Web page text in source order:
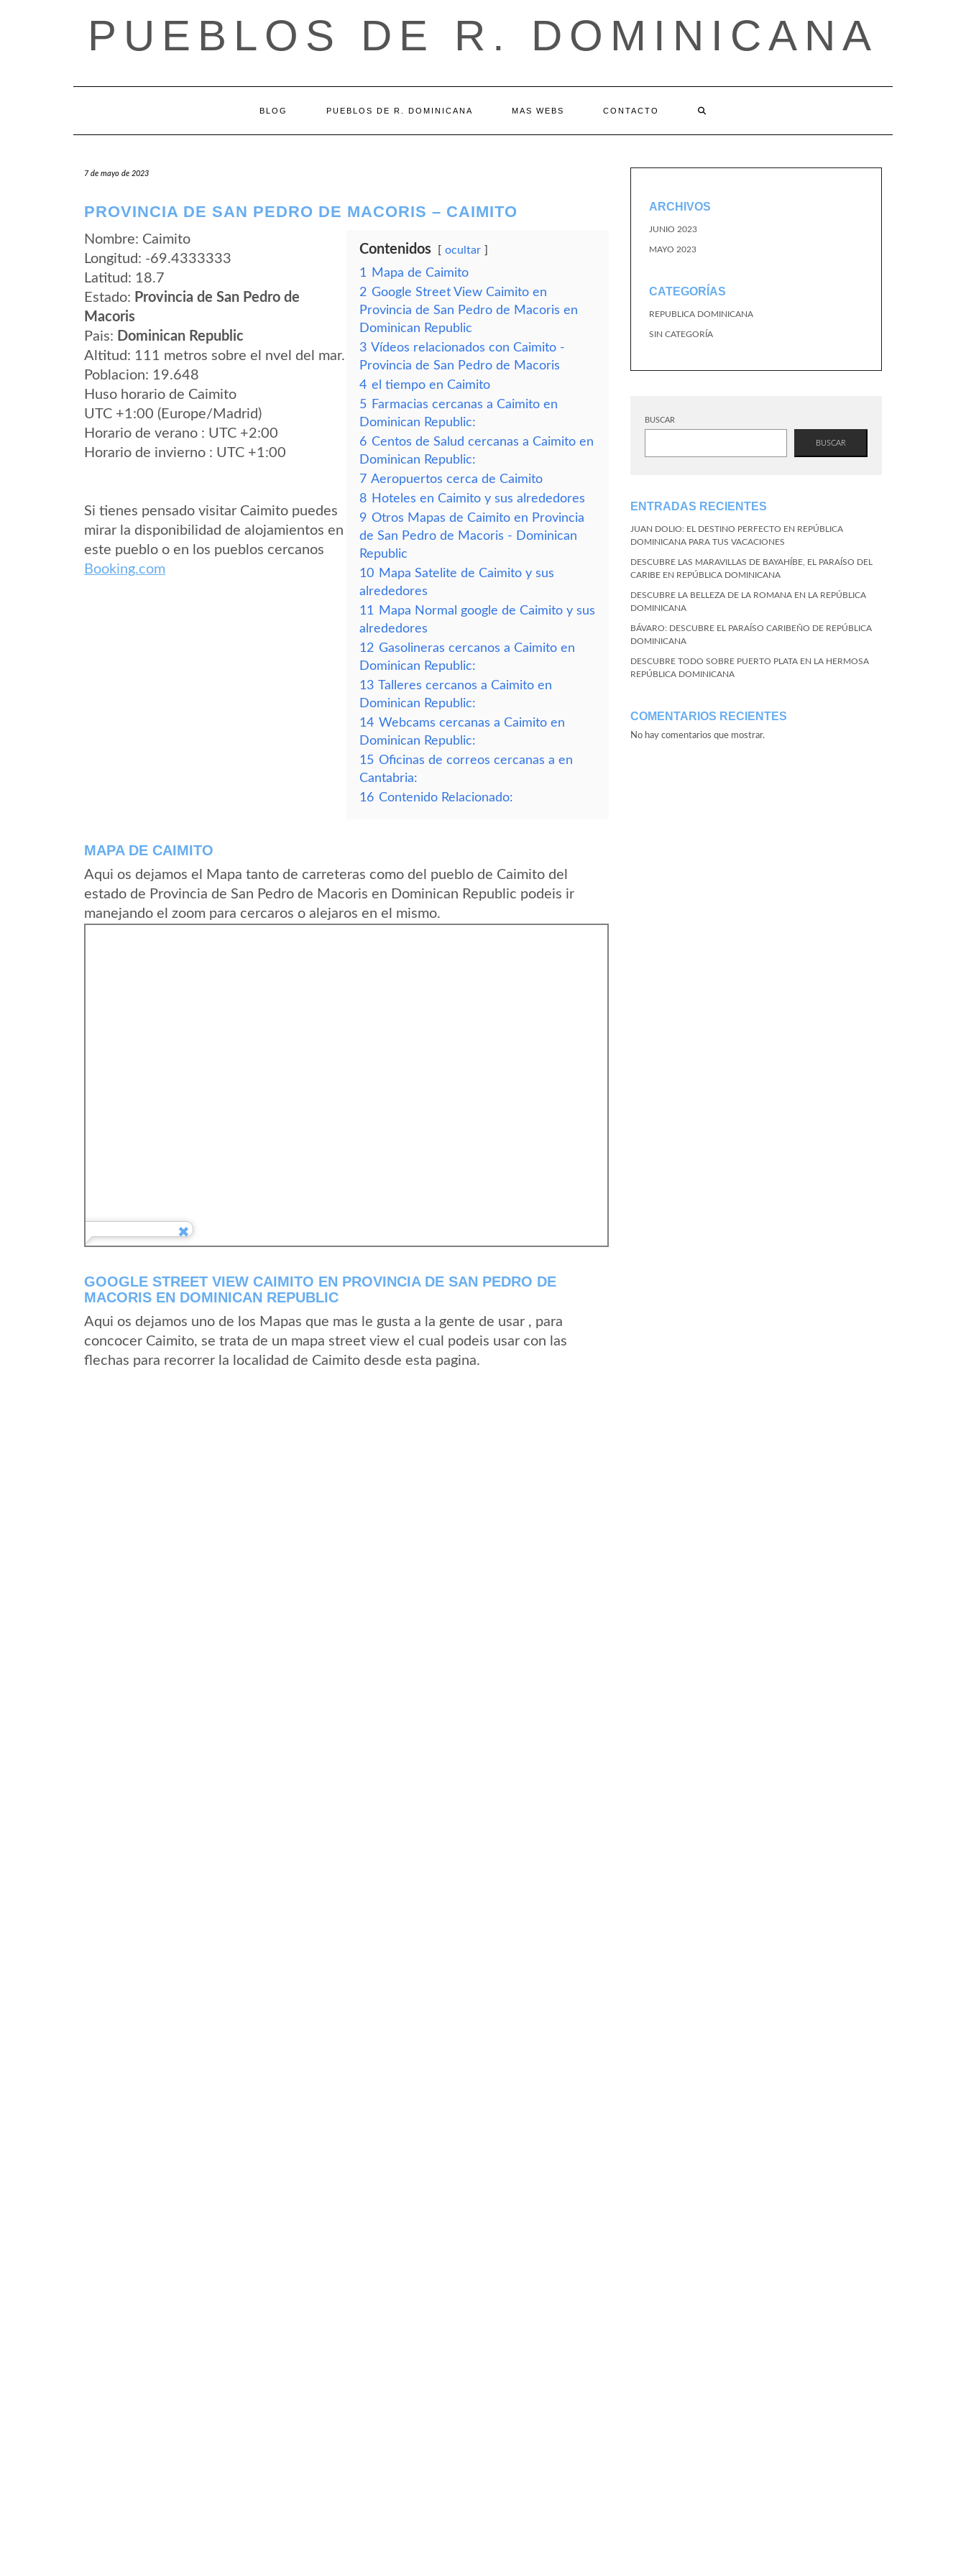
PUEBLOS DE R. DOMINICANA
BLOG PUEBLOS DE R. DOMINICANA MAS WEBS CONTACTO
7 de mayo de 2023
PROVINCIA DE SAN PEDRO DE MACORIS – CAIMITO
Nombre: Caimito
Longitud: -69.4333333
Latitud: 18.7
Estado: Provincia de San Pedro de
Macoris
Pais: Dominican Republic
Altitud: 111 metros sobre el nvel del mar.
Poblacion: 19.648
Huso horario de Caimito
UTC +1:00 (Europe/Madrid)
Horario de verano : UTC +2:00
Horario de invierno : UTC +1:00
Si tienes pensado visitar Caimito puedes
mirar la disponibilidad de alojamientos en
este pueblo o en los pueblos cercanos
Booking.com
Contenidos ocultar
1
Mapa de Caimito
2 Google Street View Caimito en
Provincia de San Pedro de Macoris en
Dominican Republic
3 Vídeos relacionados con Caimito -
Provincia de San Pedro de Macoris
4 el tiempo en Caimito
5 Farmacias cercanas a Caimito en
Dominican Republic:
6 Centos de Salud cercanas a Caimito en
Dominican Republic:
7 Aeropuertos cerca de Caimito
8 Hoteles en Caimito y sus alrededores
9 Otros Mapas de Caimito en Provincia
de San Pedro de Macoris - Dominican
Republic
10 Mapa Satelite de Caimito y sus
alrededores
11
Mapa Normal google de Caimito y sus
alrededores
12 Gasolineras cercanos a Caimito en
Dominican Republic:
13 Talleres cercanos a Caimito en
Dominican Republic:
14 Webcams cercanas a Caimito en
Dominican Republic:
15 Oficinas de correos cercanas a en
Cantabria:
16 Contenido Relacionado:
MAPA DE CAIMITO
Aqui os dejamos el Mapa tanto de carreteras como del pueblo de Caimito del
estado de Provincia de San Pedro de Macoris en Dominican Republic podeis ir
manejando el zoom para cercaros o alejaros en el mismo.
GOOGLE STREET VIEW CAIMITO EN PROVINCIA DE SAN PEDRO DE
MACORIS EN DOMINICAN REPUBLIC
Aqui os dejamos uno de los Mapas que mas le gusta a la gente de usar , para
concocer Caimito, se trata de un mapa street view el cual podeis usar con las
flechas para recorrer la localidad de Caimito desde esta pagina.
ARCHIVOS
JUNIO 2023
MAYO 2023
CATEGORÍAS
REPUBLICA DOMINICANA
SIN CATEGORÍA
BUSCAR
BUSCAR
ENTRADAS RECIENTES
JUAN DOLIO: EL DESTINO PERFECTO EN REPÚBLICA
DOMINICANA PARA TUS VACACIONES
DESCUBRE LAS MARAVILLAS DE BAYAHÍBE, EL PARAÍSO DEL
CARIBE EN REPÚBLICA DOMINICANA
DESCUBRE LA BELLEZA DE LA ROMANA EN LA REPÚBLICA
DOMINICANA
BÁVARO: DESCUBRE EL PARAÍSO CARIBEÑO DE REPÚBLICA
DOMINICANA
DESCUBRE TODO SOBRE PUERTO PLATA EN LA HERMOSA
REPÚBLICA DOMINICANA
COMENTARIOS RECIENTES
No hay comentarios que mostrar.